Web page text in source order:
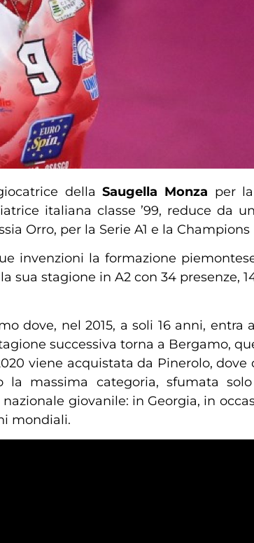
dellaSaugella Monza per la
italiana classe ’99, reduce da
Orro, per la Serie A1 e la Champions
invenzioni la formazione
stagione in A2 con 34 presenze,
dove, nel 2015, a soli 16 anni, entra
successiva torna a Bergamo,
viene acquistata da Pinerolo,
la massima categoria, sfumata
giovanile: in Georgia, in
mondiali.